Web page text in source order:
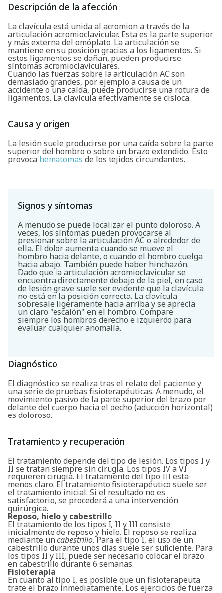
Descripción de la afección
La clavícula está unida al acromion a través de la
articulación acromioclavicular. Esta es la parte superior
y más externa del omóplato. La articulación se
mantiene en su posición gracias a los ligamentos. Si
estos ligamentos se dañan, pueden producirse
síntomas acromioclaviculares.
Cuando las fuerzas sobre la articulación AC son
demasiado grandes, por ejemplo a causa de un
accidente o una caída, puede producirse una rotura de
ligamentos. La clavícula efectivamente se disloca.
Causa y origen
La lesión suele producirse por una caída sobre la parte
superior del hombro o sobre un brazo extendido. Esto
provoca hematomas de los tejidos circundantes.
Signos y síntomas
A menudo se puede localizar el punto doloroso. A
veces, los síntomas pueden provocarse al
presionar sobre la articulación AC o alrededor de
ella. El dolor aumenta cuando se mueve el
hombro hacia delante, o cuando el hombro cuelga
hacia abajo. También puede haber hinchazón.
Dado que la articulación acromioclavicular se
encuentra directamente debajo de la piel, en caso
de lesión grave suele ser evidente que la clavícula
no está en la posición correcta. La clavícula
sobresale ligeramente hacia arriba y se aprecia
un claro "escalón" en el hombro. Compare
siempre los hombros derecho e izquierdo para
evaluar cualquier anomalía.
Diagnóstico
El diagnóstico se realiza tras el relato del paciente y
una serie de pruebas fisioterapéuticas. A menudo, el
movimiento pasivo de la parte superior del brazo por
delante del cuerpo hacia el pecho (aducción horizontal)
es doloroso.
Tratamiento y recuperación
El tratamiento depende del tipo de lesión. Los tipos I y
II se tratan siempre sin cirugía. Los tipos IV a VI
requieren cirugía. El tratamiento del tipo III está
menos claro. El tratamiento fisioterapéutico suele ser
el tratamiento inicial. Si el resultado no es
satisfactorio, se procederá a una intervención
quirúrgica.
Reposo, hielo y cabestrillo
El tratamiento de los tipos I, II y III consiste
inicialmente de reposo y hielo. El reposo se realiza
mediante un cabestrillo. Para el tipo I, el uso de un
cabestrillo durante unos días suele ser suficiente. Para
los tipos II y III, puede ser necesario colocar el brazo
en cabestrillo durante 6 semanas.
Fisioterapia
En cuanto al tipo I, es posible que un fisioterapeuta
trate el brazo inmediatamente. Los ejercicios de fuerza